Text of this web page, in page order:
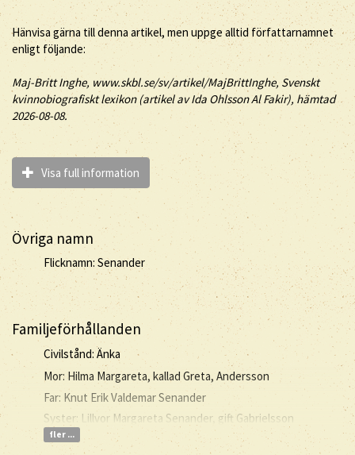
Hänvisa gärna till denna artikel, men uppge alltid författarnamnet
enligt följande:
Maj-Britt Inghe, www.skbl.se/sv/artikel/MajBrittInghe, Svenskt
kvinnobiografiskt lexikon (artikel avIda Ohlsson Al Fakir), hämtad
2026-08-08.
Visa full information
Övriga namn
Flicknamn: Senander
Familjeförhållanden
Civilstånd: Änka
Mor: Hilma Margareta, kallad Greta, Andersson
Far: Knut Erik Valdemar Senander
Syster: Lillvor Margareta Senander, gift Gabrielsson
fler ...